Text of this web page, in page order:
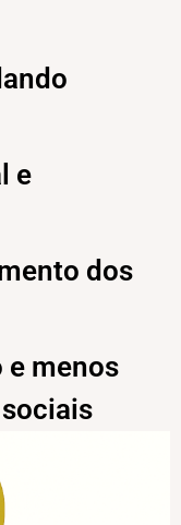
e
dos
e menos